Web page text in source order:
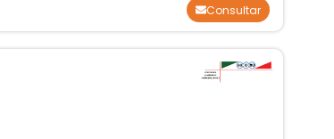
Consultar